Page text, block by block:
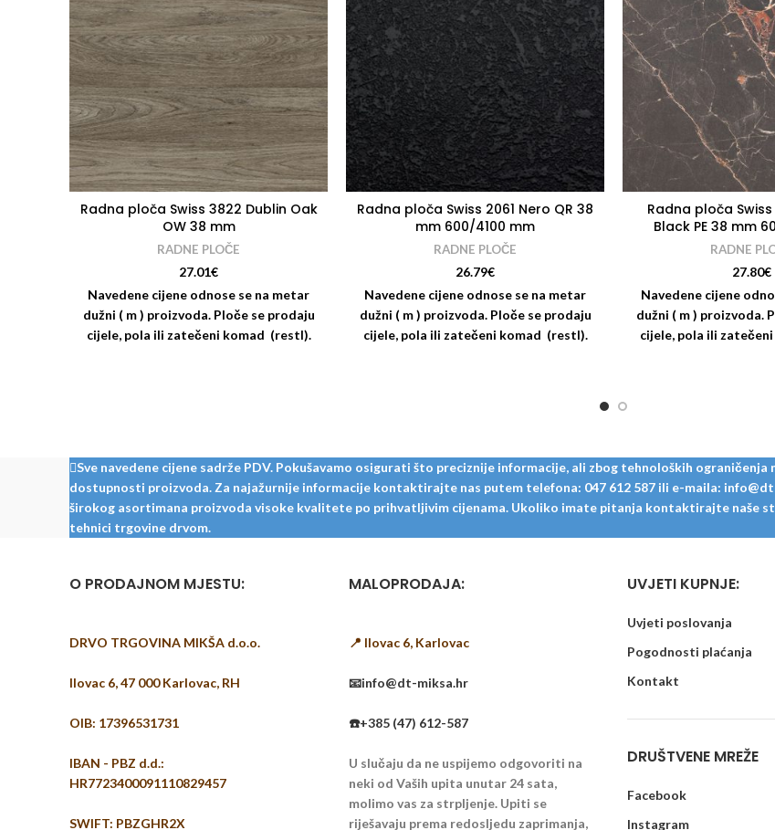
Radna ploča Swiss 3822 Dublin Oak
OW 38 mm
RADNE PLOČE
27.01€
Navedene cijene odnose se na metar
dužni ( m ) proizvoda. Ploče se prodaju
cijele, pola ili zatečeni komad (restl).
Radna ploča Swiss 2061 Nero QR 38
mm 600/4100 mm
RADNE PLOČE
26.79€
Navedene cijene odnose se na metar
dužni ( m ) proizvoda. Ploče se prodaju
cijele, pola ili zatečeni komad (restl).
Radna ploča
Black PE 38 mm
RADNE
27.80€
Navedene cijene
dužni ( m ) proizvoda.
cijele, pola ili
Sve navedene cijene sadrže PDV. Pokušavamo osigurati što preciznije informacije, ali zbog tehnoloških
dostupnosti proizvoda. Za najažurnije informacije kontaktirajte nas putem telefona: 047 612 587 ili e-maila:
širokog asortimana proizvoda visoke kvalitete po prihvatljivim cijenama. Ukoliko imate pitanja kontaktirajte naše
tehnici trgovine drvom.
O PRODAJNOM MJESTU:
DRVO TRGOVINA MIKŠA d.o.o.
Ilovac 6, 47 000 Karlovac, RH
OIB: 17396531731
IBAN - PBZ d.d.:
HR7723400091110829457
SWIFT: PBZGHR2X
MALOPRODAJA:
📍 Ilovac 6, Karlovac
📧info@dt-miksa.hr
☎️+385 (47) 612-587
U slučaju da ne uspijemo odgovoriti na
neki od Vaših upita unutar 24 sata,
molimo vas za strpljenje. Upiti se
riješavaju prema redosljedu zaprimanja,
UVJETI KUPNJE:
Uvjeti poslovanja
Pogodnosti plaćanja
Kontakt
DRUŠTVENE MREŽE
Facebook
Instagram